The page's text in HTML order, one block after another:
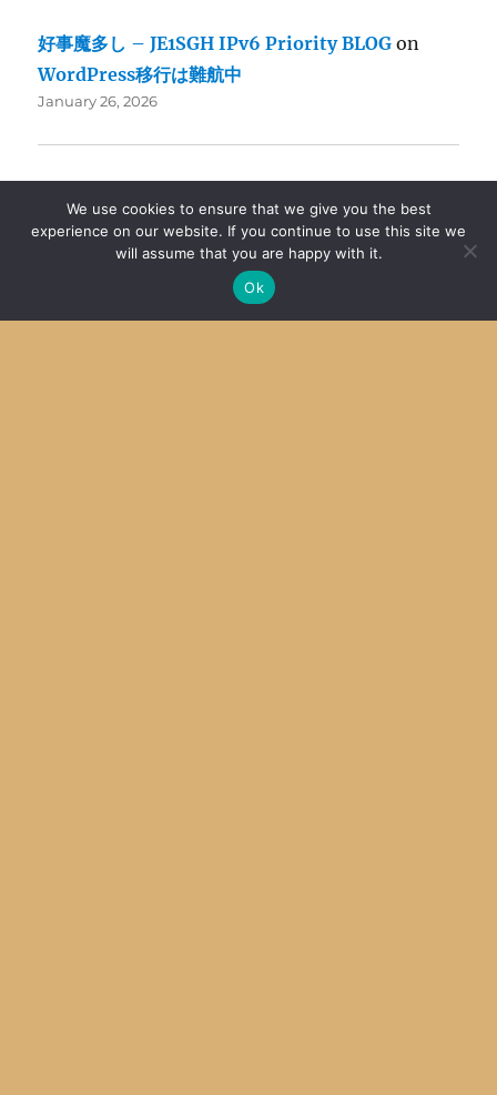
好事魔多し – JE1SGH IPv6 Priority BLOG on
WordPress移行は難航中
January 26, 2026
BLOGon 何とか起動
January 24, 2026
We use cookies to ensure that we give you the best
experience on our website. If you continue to use this site we
will assume that you are happy with it.
Ok